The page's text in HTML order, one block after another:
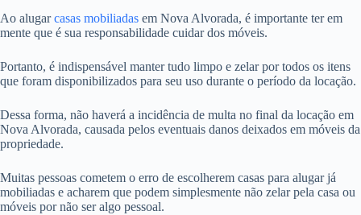
Ao alugarcasas mobiliadas em Nova Alvorada, é importante ter em
mente que é sua responsabilidade cuidar dos móveis.
Portanto, é indispensável manter tudo limpo e zelar por todos os itens
que foram disponibilizados para seu uso durante o período da locação.
Dessa forma, não haverá a incidência de multa no final da locação em
Nova Alvorada, causada pelos eventuais danos deixados em móveis da
propriedade.
Muitas pessoas cometem o erro de escolherem casas para alugar já
mobiliadas e acharem que podem simplesmente não zelar pela casa ou
móveis por não ser algo pessoal.